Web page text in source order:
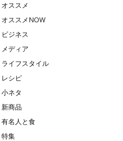
オススメ
オススメNOW
ビジネス
メディア
ライフスタイル
レシピ
小ネタ
新商品
有名人と食
特集